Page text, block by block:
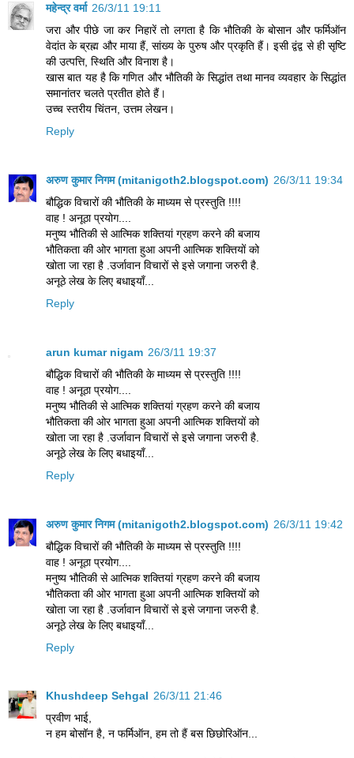
महेन्‍द्र वर्मा 26/3/11 19:11
जरा और पीछे जा कर निहारें तो लगता है कि भौतिकी के बोसान और फर्मिऑन
वेदांत के ब्रह्म और माया हैं, सांख्य के पुरुष और प्रकृति हैं। इसी द्वंद्व से ही सृष्टि
की उत्पत्ति, स्थिति और विनाश है।
खास बात यह है कि गणित और भौतिकी के सिद्धांत तथा मानव व्यवहार के सिद्धांत
समानांतर चलते प्रतीत होते हैं।
उच्च स्तरीय चिंतन, उत्तम लेखन।
Reply
अरुण कुमार निगम (mitanigoth2.blogspot.com) 26/3/11 19:34
बौद्धिक विचारों की भौतिकी के माध्यम से प्रस्तुति !!!!
वाह ! अनूठा प्रयोग....
मनुष्य भौतिकी से आत्मिक शक्तियां ग्रहण करने की बजाय
भौतिकता की ओर भागता हुआ अपनी आत्मिक शक्तियों को
खोता जा रहा है .उर्जावान विचारों से इसे जगाना जरुरी है.
अनूठे लेख के लिए बधाइयाँ...
Reply
arun kumar nigam 26/3/11 19:37
बौद्धिक विचारों की भौतिकी के माध्यम से प्रस्तुति !!!!
वाह ! अनूठा प्रयोग....
मनुष्य भौतिकी से आत्मिक शक्तियां ग्रहण करने की बजाय
भौतिकता की ओर भागता हुआ अपनी आत्मिक शक्तियों को
खोता जा रहा है .उर्जावान विचारों से इसे जगाना जरुरी है.
अनूठे लेख के लिए बधाइयाँ...
Reply
अरुण कुमार निगम (mitanigoth2.blogspot.com) 26/3/11 19:42
बौद्धिक विचारों की भौतिकी के माध्यम से प्रस्तुति !!!!
वाह ! अनूठा प्रयोग....
मनुष्य भौतिकी से आत्मिक शक्तियां ग्रहण करने की बजाय
भौतिकता की ओर भागता हुआ अपनी आत्मिक शक्तियों को
खोता जा रहा है .उर्जावान विचारों से इसे जगाना जरुरी है.
अनूठे लेख के लिए बधाइयाँ...
Reply
Khushdeep Sehgal 26/3/11 21:46
प्रवीण भाई,
न हम बोसॉन है, न फर्मिऑन, हम तो हैं बस छिछोरिऑन...